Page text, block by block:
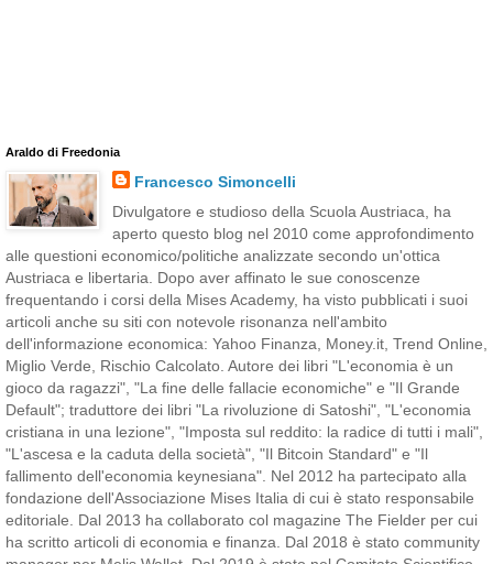
Araldo di Freedonia
Francesco Simoncelli
Divulgatore e studioso della Scuola Austriaca, ha
aperto questo blog nel 2010 come approfondimento
alle questioni economico/politiche analizzate secondo un'ottica
Austriaca e libertaria. Dopo aver affinato le sue conoscenze
frequentando i corsi della Mises Academy, ha visto pubblicati i suoi
articoli anche su siti con notevole risonanza nell'ambito
dell'informazione economica: Yahoo Finanza, Money.it, Trend Online,
Miglio Verde, Rischio Calcolato. Autore dei libri "L'economia è un
gioco da ragazzi", "La fine delle fallacie economiche" e "Il Grande
Default"; traduttore dei libri "La rivoluzione di Satoshi", "L'economia
cristiana in una lezione", "Imposta sul reddito: la radice di tutti i mali",
"L'ascesa e la caduta della società", "Il Bitcoin Standard" e "Il
fallimento dell'economia keynesiana". Nel 2012 ha partecipato alla
fondazione dell'Associazione Mises Italia di cui è stato responsabile
editoriale. Dal 2013 ha collaborato col magazine The Fielder per cui
ha scritto articoli di economia e finanza. Dal 2018 è stato community